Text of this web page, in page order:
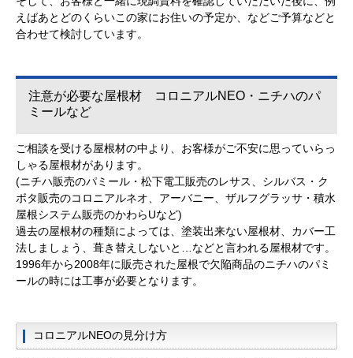
えばあとどのくらいこの家にお住いの予定か、などご予算などと
合わせて検討しています。
注意が必要な屋根材 コロニアルNEO・ニチハのパ
ミールなど
ご相談を受ける屋根材の中より、お客様がご不安に思っていらっ
しゃる屋根材があります。
(ニチハ販売のパミール・松下電工販売のレサス、シルバス・ク
ボタ販売のコロニアルネオ、アーバニー、ザルフグラッサ・積水
屋根システム販売のかわらUなど)
過去の屋根材の種類によっては、塗装出来ない屋根材、カバー工
法しましょう、葺き替えしないと…などと言われる屋根材です。
1996年から2008年に販売された屋根で欠陥商品のニチハのパミ
ールの時には工事が必要となります。
コロニアルNEOの見分け方